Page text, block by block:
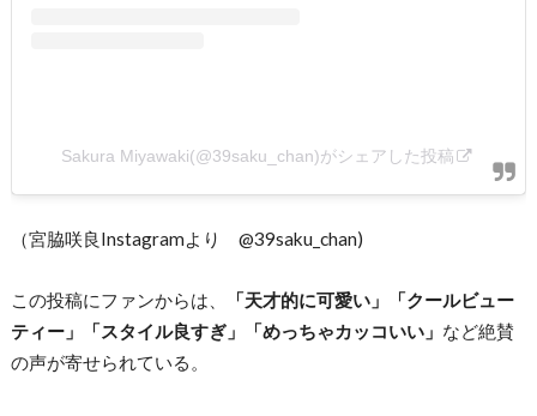
Sakura Miyawaki(@39saku_chan)がシェアした投稿
（宮脇咲良Instagramより @39saku_chan)
この投稿にファンからは、
「天才的に可愛い」「クールビュー
ティー」「スタイル良すぎ」「めっちゃカッコいい」 など絶賛
の声が寄せられている。